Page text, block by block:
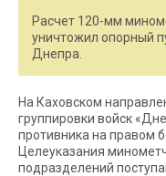
Расчет 120-мм
уничтожил опорный
Днепра.
На Каховском
группировки войск
противника на правом
Целеуказания
подразделений